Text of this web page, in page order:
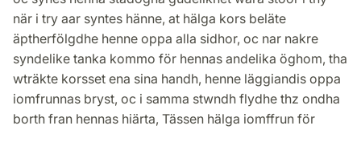
när i try aar syntes hänne, at hälga kors beläte
äptherfölgdhe henne oppa alla sidhor, oc nar nakre
syndelike tanka kommo för hennas andelika öghom, tha
wträkte korsset ena sina handh, henne läggiandis oppa
iomfrunnas bryst, oc i samma stwndh flydhe thz ondha
borth fran hennas hiärta, Tässen hälga iomffrun för